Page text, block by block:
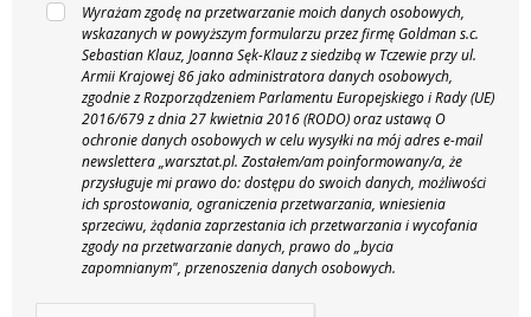
Wyrażam zgodę na przetwarzanie moich danych osobowych,
wskazanych w powyższym formularzu przez firmę Goldman s.c.
Sebastian Klauz, Joanna Sęk-Klauz z siedzibą w Tczewie przy ul.
Armii Krajowej 86 jako administratora danych osobowych,
zgodnie z Rozporządzeniem Parlamentu Europejskiego i Rady (UE)
2016/679 z dnia 27 kwietnia 2016 (RODO) oraz ustawą O
ochronie danych osobowych w celu wysyłki na mój adres e-mail
newslettera „warsztat.pl. Zostałem/am poinformowany/a, że
przysługuje mi prawo do: dostępu do swoich danych, możliwości
ich sprostowania, ograniczenia przetwarzania, wniesienia
sprzeciwu, żądania zaprzestania ich przetwarzania i wycofania
zgody na przetwarzanie danych, prawo do „bycia
zapomnianym", przenoszenia danych osobowych.